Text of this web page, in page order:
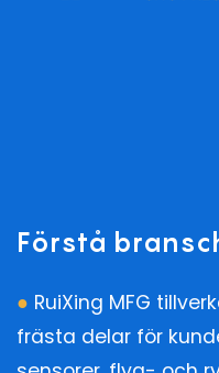
Förstå
● RuiXing MFG
frästa delar för